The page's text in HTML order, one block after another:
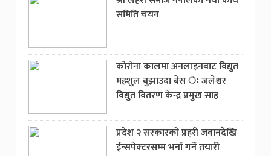
समिति चयन
कोरोना कालमा अनलाइनबाट विद्युत
महशुल बुझाउदा बेस ः जलेश्वर
विद्युत वितरण केन्द्र प्रमुख साह
प्रदेश २ सरकारको प्रहरी जवानदेखि
ईन्सपेक्टरसम्म भर्ना गर्ने तयारी